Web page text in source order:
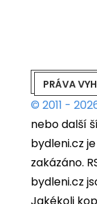
PRÁVA
nebo další
bydleni.cz
zakázáno.
bydleni.cz